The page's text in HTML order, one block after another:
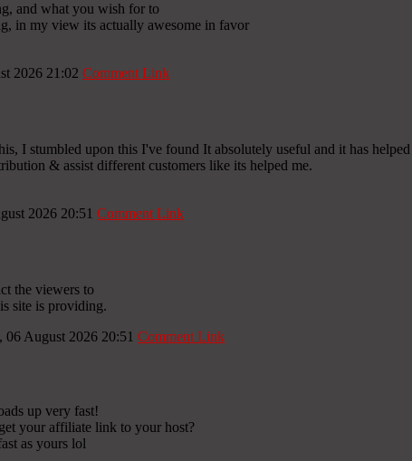
and what you wish for to
in my view its actually awesome in favor
2026 21:02 Comment Link
I stumbled upon this I've found It absolutely useful and it has
& assist different customers like its helped me.
2026 20:51 Comment Link
the viewers to
site is providing.
06 August 2026 20:51 Comment Link
up very fast!
your affiliate link to your host?
as yours lol